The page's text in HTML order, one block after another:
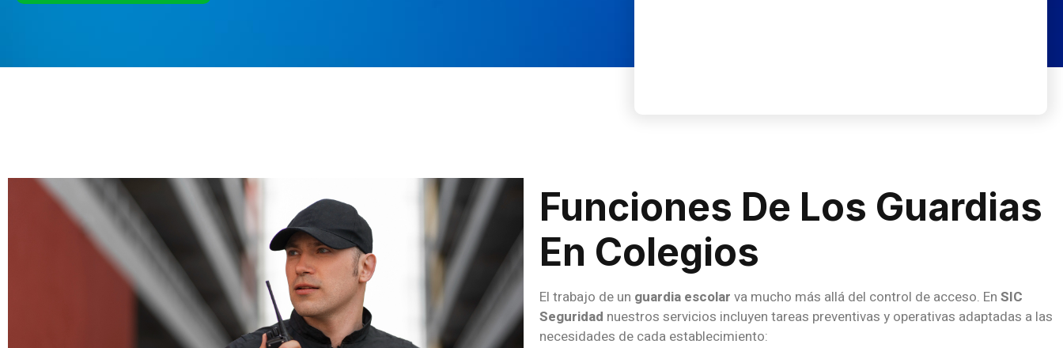
Funciones De Los Guardias
En Colegios
El trabajo de un guardia escolar va mucho más allá del control de acceso. En SIC
Seguridad nuestros servicios incluyen tareas preventivas y operativas adaptadas a las
necesidades de cada establecimiento: